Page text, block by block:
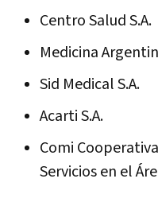
Centro Salud S.A.
Medicina
Sid Medical S.A.
Acarti S.A.
Comi
Servicios en el